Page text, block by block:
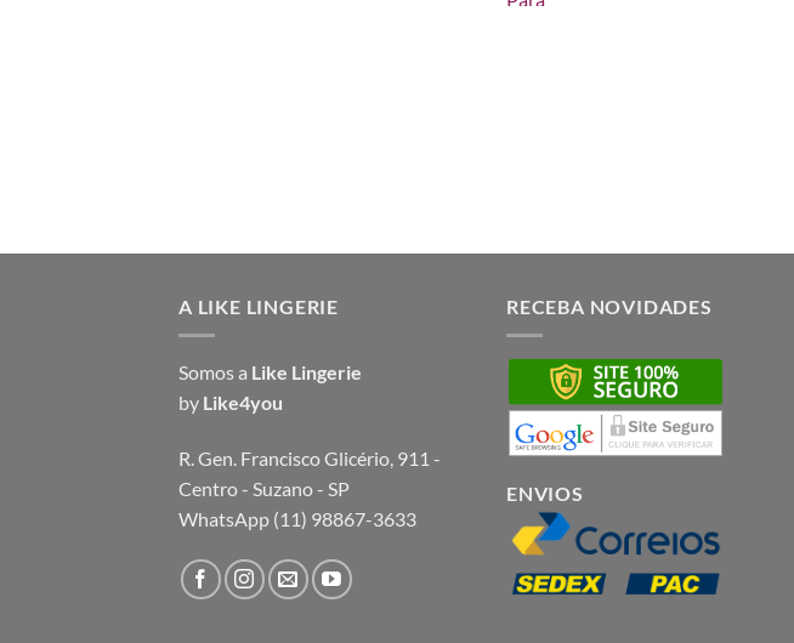
A LIKE LINGERIE
Somos a Like Lingerie
by Like4you
R. Gen. Francisco Glicério, 911 -
Centro - Suzano - SP
WhatsApp (11) 98867-3633
RECEBA NOVIDADES
ENVIOS